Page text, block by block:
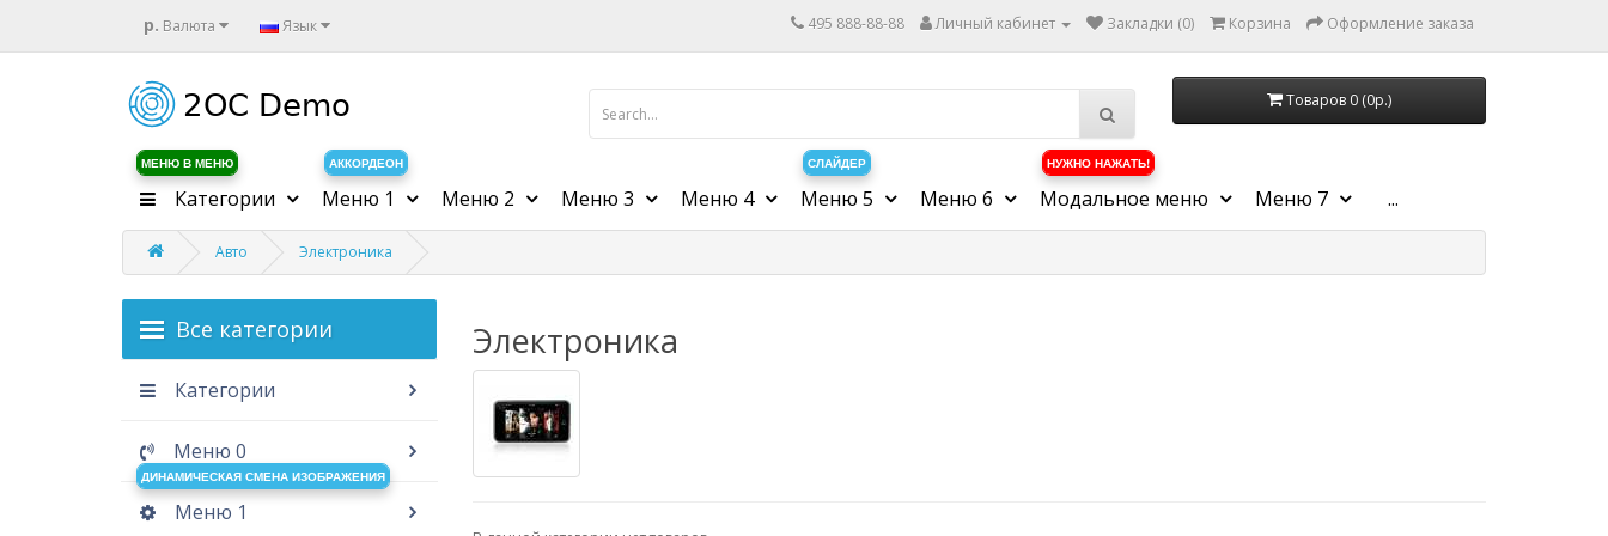
р. Валюта Язык 495 888-88-88 Личный кабинет Закладки (0) Корзина Оформление заказа
Товаров 0 (0р.)
Авто Электроника
Все категории
Категории
Меню 0
ДИНАМИЧЕСКАЯ СМЕНА ИЗОБРАЖЕНИЯ
Меню 1
Электроника
МЕНЮ В МЕНЮ
Категории
АККОРДЕОН
Меню 1 Меню 2 Меню 3 Меню 4
СЛАЙДЕР
Меню 5 Меню 6
НУЖНО НАЖАТЬ!
Модальное меню Меню 7 ...